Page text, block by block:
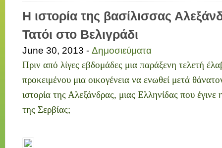
Η ιστορία της βασίλισσας
Τατόι στο Βελιγράδι
June 30, 2013 - Δημοσιεύματα
Πριν από λίγες εβδομάδες μια παράξενη τελετή
προκειμένου μια οικογένεια να ενωθεί μετά
ιστορία της Αλεξάνδρας, μιας Ελληνίδας που έγινε
της Σερβίας;